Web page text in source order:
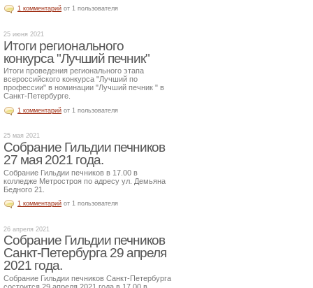
1 комментарий от 1 пользователя
25 июня 2021
Итоги регионального
конкурса "Лучший печник"
Итоги проведения регионального этапа
всероссийского конкурса "Лучший по
профессии" в номинации "Лучший печник " в
Санкт-Петербурге.
1 комментарий от 1 пользователя
25 мая 2021
Собрание Гильдии печников
27 мая 2021 года.
Собрание Гильдии печников в 17.00 в
колледже Метростроя по адресу ул. Демьяна
Бедного 21.
1 комментарий от 1 пользователя
26 апреля 2021
Собрание Гильдии печников
Санкт-Петербурга 29 апреля
2021 года.
Собрание Гильдии печников Санкт-Петербурга